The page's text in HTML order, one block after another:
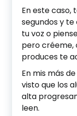
En este caso,
segundos y te
tu voz o
pero créeme,
produces te
En mis más
visto que los
alta
leen.